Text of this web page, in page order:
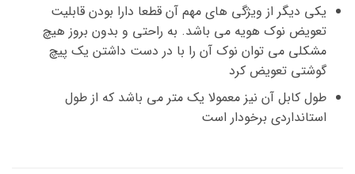
یکی دیگر از ویژگی های مهم آن قطعا دارا بودن قابلیت
تعویض نوک هویه می باشد. به راحتی و بدون بروز هیچ
مشکلی می توان نوک آن را با در دست داشتن یک پیچ
گوشتی تعویض کرد
طول کابل آن نیز معمولا یک متر می باشد که از طول
استانداردی برخودار است